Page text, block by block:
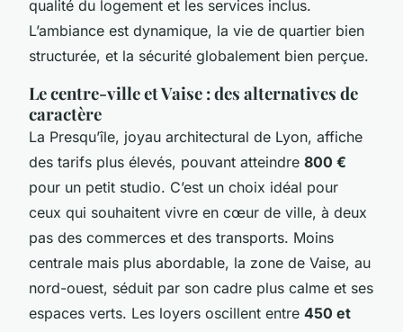
qualité du logement et les services inclus.
L’ambiance est dynamique, la vie de quartier bien
structurée, et la sécurité globalement bien perçue.
Le centre-ville et Vaise : des alternatives de
caractère
La Presqu’île, joyau architectural de Lyon, affiche
des tarifs plus élevés, pouvant atteindre 800 €
pour un petit studio. C’est un choix idéal pour
ceux qui souhaitent vivre en cœur de ville, à deux
pas des commerces et des transports. Moins
centrale mais plus abordable, la zone de Vaise, au
nord-ouest, séduit par son cadre plus calme et ses
espaces verts. Les loyers oscillent entre 450 et